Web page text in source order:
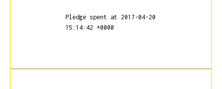
Pledge spent at 2017-04-20
15:14:42 +0000